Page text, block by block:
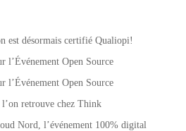
est désormais certifié Qualiopi!
l’Événement Open Source
l’Événement Open Source
retrouve chez Think
Nord, l’événement 100% digital